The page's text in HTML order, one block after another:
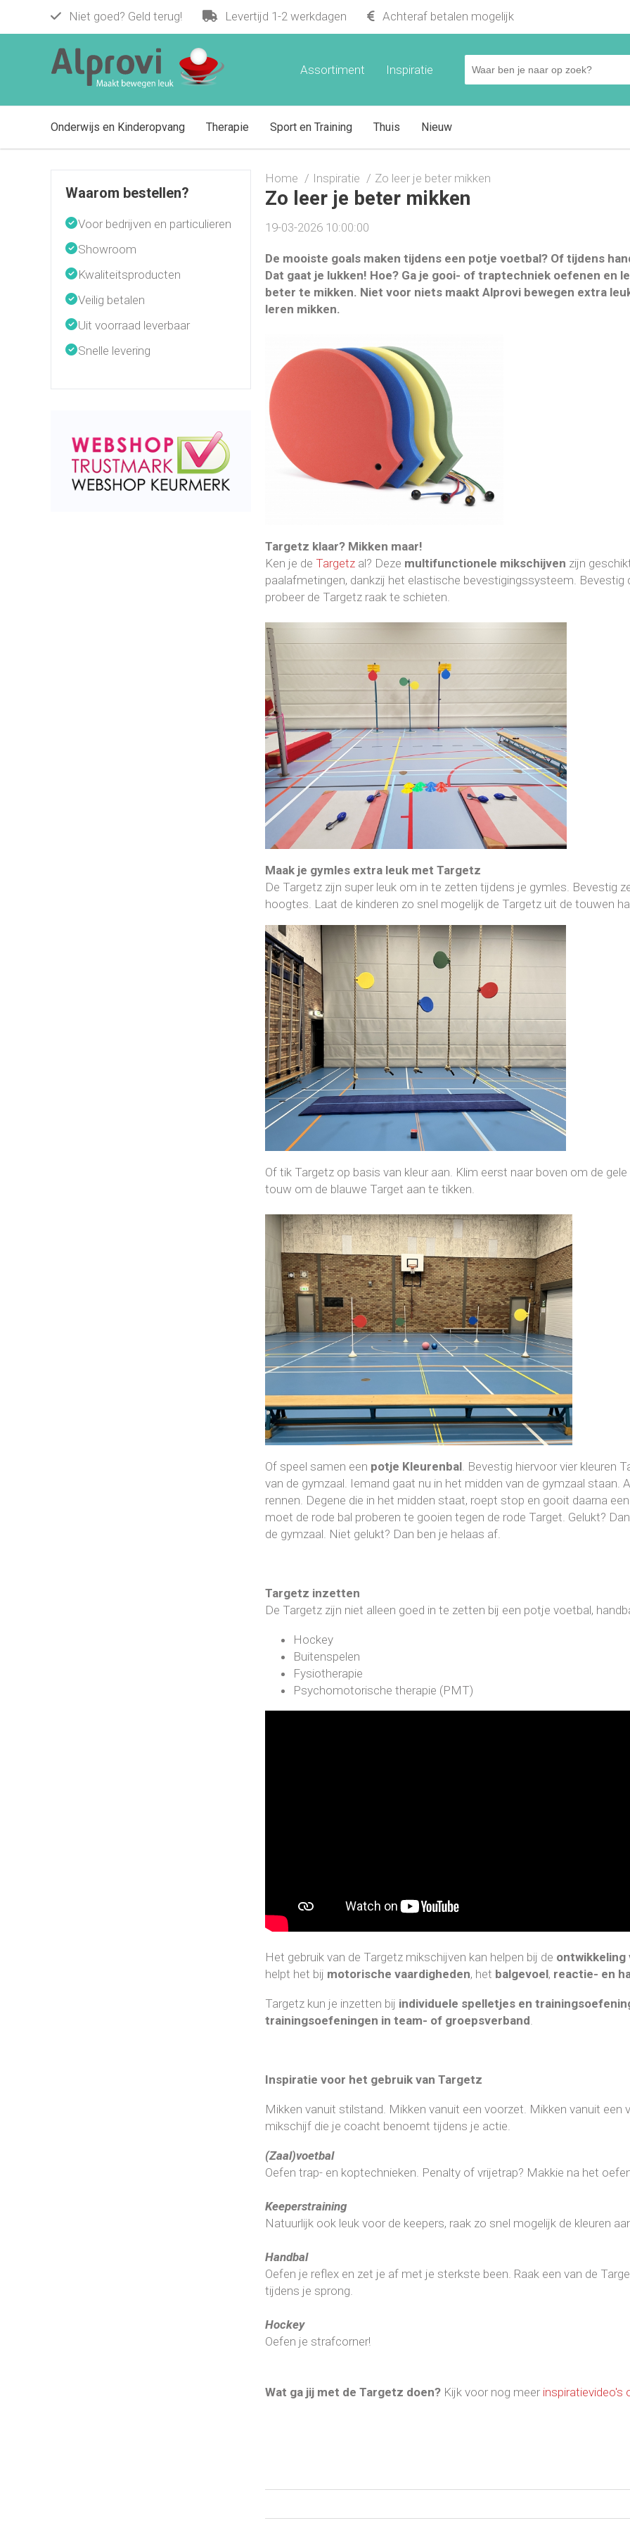
Niet goed? Geld terug! Levertijd 1-2 werkdagen Achteraf betalen mogelijk
Inspiratie
Assortiment
Onderwijs en Kinderopvang Therapie Sport en Training Thuis Nieuw
Home Inspiratie Zo leer je beter mikken
Zo leer je beter mikken
19-03-2026 10:00:00
De mooiste goals maken tijdens een potje voetbal? Of tijdens
Dat gaat je lukken! Hoe? Ga je gooi- of traptechniek oefenen en
beter te mikken. Niet voor niets maakt Alprovi bewegen extra
leren mikken.
Targetz klaar? Mikken maar!
Ken je de Targetz al? Deze multifunctionele mikschijven zijn
paalafmetingen, dankzij het elastische bevestigingssysteem. Bevestig
probeer de Targetz raak te schieten.
Maak je gymles extra leuk met Targetz
De Targetz zijn super leuk om in te zetten tijdens je gymles. Bevestig
hoogtes. Laat de kinderen zo snel mogelijk de Targetz uit de touwen
Of tik Targetz op basis van kleur aan. Klim eerst naar boven om de
touw om de blauwe Target aan te tikken.
Of speel samen een potje Kleurenbal . Bevestig hiervoor vier kleuren
van de gymzaal. Iemand gaat nu in het midden van de gymzaal staan.
rennen. Degene die in het midden staat, roept stop en gooit daarna
moet de rode bal proberen te gooien tegen de rode Target. Gelukt?
de gymzaal. Niet gelukt? Dan ben je helaas af.
Targetz inzetten
De Targetz zijn niet alleen goed in te zetten bij een potje voetbal,
Hockey
Buitenspelen
Fysiotherapie
Psychomotorische therapie (PMT)
Het gebruik van de Targetz mikschijven kan helpen bij de ontwikkeling
helpt het bij motorische vaardigheden, het balgevoel, reactie- en
Targetz kun je inzetten bij individuele spelletjes en
trainingsoefeningen in team- of groepsverband
Inspiratie voor het gebruik van Targetz
Mikken vanuit stilstand. Mikken vanuit een voorzet. Mikken vanuit een
mikschijf die je coacht benoemt tijdens je actie.
(Zaal)voetbal
Oefen trap- en koptechnieken. Penalty of vrijetrap? Makkie na het
Keeperstraining
Natuurlijk ook leuk voor de keepers, raak zo snel mogelijk de kleuren
Handbal
Oefen je reflex en zet je af met je sterkste been. Raak een van de
tijdens je sprong.
Hockey
Oefen je strafcorner!
Wat ga jij met de Targetz doen? Kijk voor nog meer inspiratievideo's
Waarom bestellen?
Voor bedrijven en particulieren
Showroom
Kwaliteitsproducten
Veilig betalen
Uit voorraad leverbaar
Snelle levering